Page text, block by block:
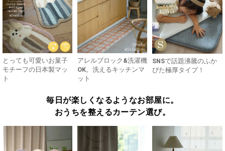
とっても可愛いお菓子
モチーフの日本製マッ
ト
アレルブロック&洗濯機
OK。洗えるキッチンマ
ット
SNSで話題沸騰のふか
ぴた極厚タイプ！
毎日が楽しくなるようなお部屋に。
おうちを整えるカーテン選び。